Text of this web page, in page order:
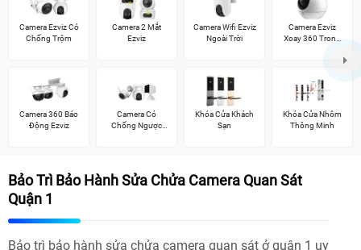
Camera Ezviz Có
Chống Trộm
Camera 2 Mắt
Ezviz
Camera Wifi Ezviz
Ngoài Trời
Camera Ezviz
Xoay 360 Trong
Camera 360 Báo
Động Ezviz
Camera Có
Chống Ngược
Khóa Cửa Khách
Sạn
Khóa Cửa Nhôm
Thông Minh
Bảo Trì Bảo Hành Sửa Chửa Camera Quan Sát
Quận 1
Bảo trì bảo hành sửa chửa camera quan sát ở quận 1 uy